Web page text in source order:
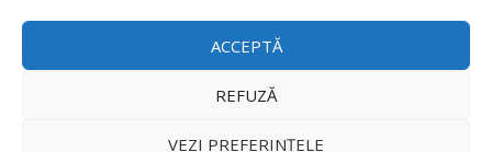
ACCEPTĂ
REFUZĂ
VEZI PREFERINȚELE
34
Noul DACIA DUSTER DIESEL! Primul test drive în
română
Noul Mercedes-Benz E 350 e - cât consumă?! /